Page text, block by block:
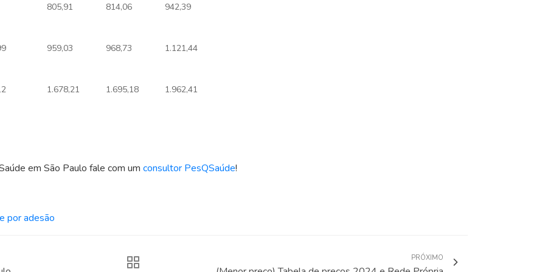
805,91 814,06 942,39
959,03 968,73 1.121,44
1.678,21 1.695,18 1.962,41
em São Paulo fale com um consultor PesQSaúde!
por adesão
PRÓXIMO